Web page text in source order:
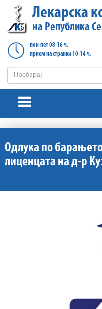
Лекарска
на Република
пон-пет 08-16 ч.
прием на странки 10-14 ч.
Одлука по
лиценцата на д-р